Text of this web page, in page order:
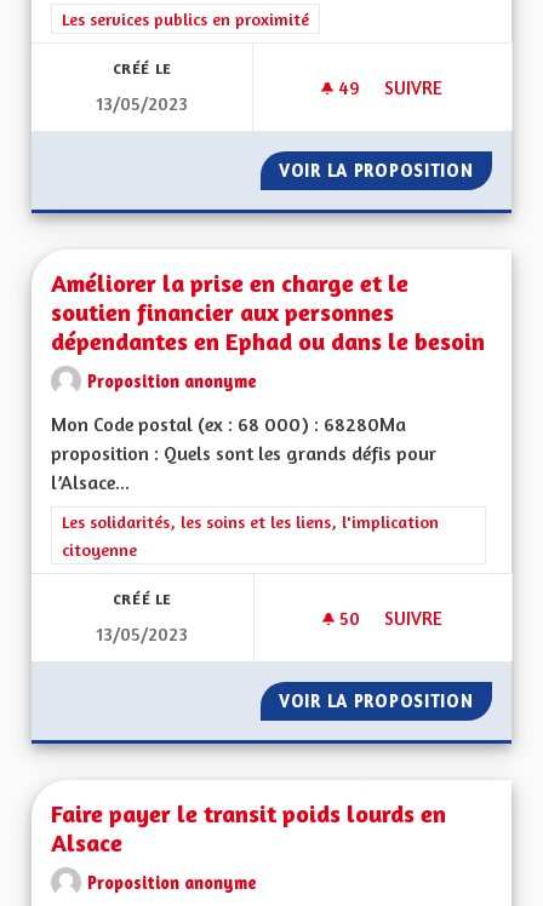
Filtrer les résultats de la catégorie : Les services publics en
Les services publics en proximité
CRÉÉ LE
13/05/2023
49 49 ABONNÉS
SUIVRE
VOIR LA PROPOSITION
Améliorer la prise en charge et le
soutien financier aux personnes
dépendantes en Ephad ou dans le besoin
Proposition anonyme
Mon Code postal (ex : 68 000) : 68280Ma
proposition : Quels sont les grands défis pour
l’Alsace...
Filtrer les résultats de la catégorie : Les solidarités, les soins
Les solidarités, les soins et les liens, l'implication
citoyenne
CRÉÉ LE
13/05/2023
50 50 ABONNÉS
SUIVRE
VOIR LA PROPOSITION
Faire payer le transit poids lourds en
Alsace
Proposition anonyme